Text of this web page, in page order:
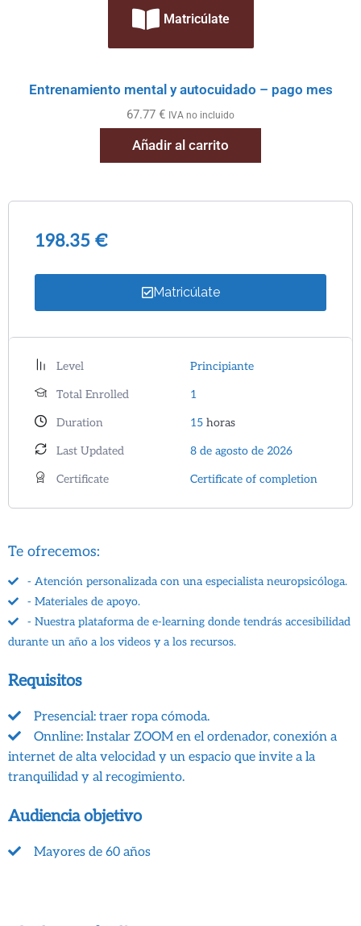
Matricúlate
Entrenamiento mental y autocuidado – pago mes
67.77 € IVA no incluido
Añadir al carrito
198.35 €
Matricúlate
Level Principiante
Total Enrolled 1
Duration 15 horas
Last Updated 8 de agosto de 2026
Certificate Certificate of completion
Te ofrecemos:
- Atención personalizada con una especialista neuropsicóloga.
- Materiales de apoyo.
- Nuestra plataforma de e-learning donde tendrás accesibilidad
durante un año a los videos y a los recursos.
Requisitos
Presencial: traer ropa cómoda.
Onnline: Instalar ZOOM en el ordenador, conexión a
internet de alta velocidad y un espacio que invite a la
tranquilidad y al recogimiento.
Audiencia objetivo
Mayores de 60 años